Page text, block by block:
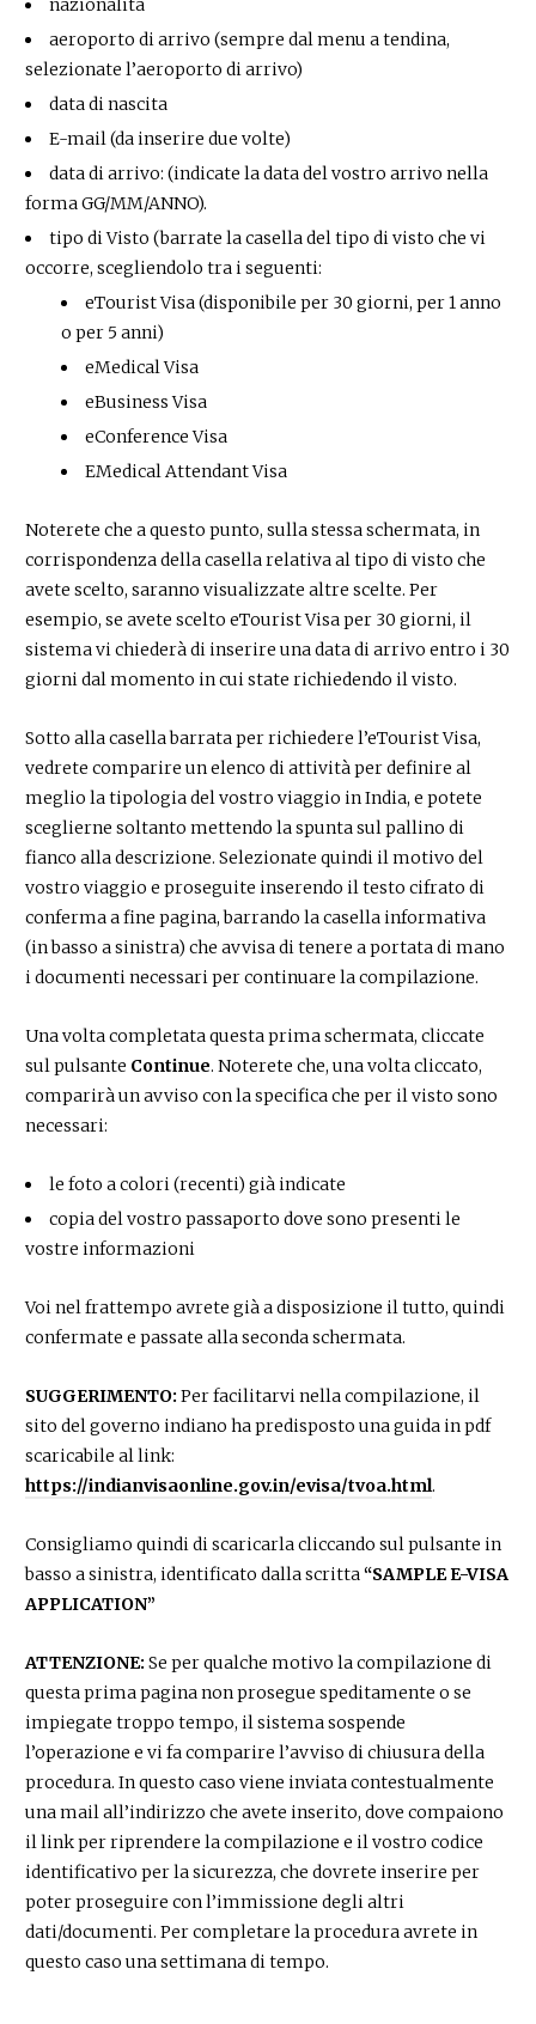
nazionalità
aeroporto di arrivo (sempre dal menu a tendina,
selezionate l’aeroporto di arrivo)
data di nascita
E-mail (da inserire due volte)
data di arrivo: (indicate la data del vostro arrivo nella
forma GG/MM/ANNO).
tipo di Visto (barrate la casella del tipo di visto che vi
occorre, scegliendolo tra i seguenti:
eTourist Visa (disponibile per 30 giorni, per 1 anno
o per 5 anni)
eMedical Visa
eBusiness Visa
eConference Visa
EMedical Attendant Visa
Noterete che a questo punto, sulla stessa schermata, in
corrispondenza della casella relativa al tipo di visto che
avete scelto, saranno visualizzate altre scelte. Per
esempio, se avete scelto eTourist Visa per 30 giorni, il
sistema vi chiederà di inserire una data di arrivo entro i 30
giorni dal momento in cui state richiedendo il visto.
Sotto alla casella barrata per richiedere l’eTourist Visa,
vedrete comparire un elenco di attività per definire al
meglio la tipologia del vostro viaggio in India, e potete
sceglierne soltanto mettendo la spunta sul pallino di
fianco alla descrizione. Selezionate quindi il motivo del
vostro viaggio e proseguite inserendo il testo cifrato di
conferma a fine pagina, barrando la casella informativa
(in basso a sinistra) che avvisa di tenere a portata di mano
i documenti necessari per continuare la compilazione.
Una volta completata questa prima schermata, cliccate
sul pulsante Continue. Noterete che, una volta cliccato,
comparirà un avviso con la specifica che per il visto sono
necessari:
le foto a colori (recenti) già indicate
copia del vostro passaporto dove sono presenti le
vostre informazioni
Voi nel frattempo avrete già a disposizione il tutto, quindi
confermate e passate alla seconda schermata.
SUGGERIMENTO: Per facilitarvi nella compilazione, il
sito del governo indiano ha predisposto una guida in pdf
scaricabile al link:
https://indianvisaonline.gov.in/evisa/tvoa.html.
Consigliamo quindi di scaricarla cliccando sul pulsante in
basso a sinistra, identificato dalla scritta“SAMPLE E-VISA
APPLICATION”
ATTENZIONE: Se per qualche motivo la compilazione di
questa prima pagina non prosegue speditamente o se
impiegate troppo tempo, il sistema sospende
l’operazione e vi fa comparire l’avviso di chiusura della
procedura. In questo caso viene inviata contestualmente
una mail all’indirizzo che avete inserito, dove compaiono
il link per riprendere la compilazione e il vostro codice
identificativo per la sicurezza, che dovrete inserire per
poter proseguire con l’immissione degli altri
dati/documenti. Per completare la procedura avrete in
questo caso una settimana di tempo.